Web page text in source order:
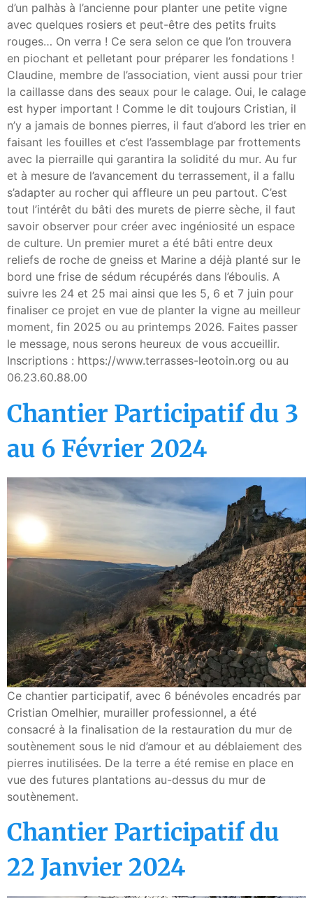
d’un palhàs à l’ancienne pour planter une petite vigne
avec quelques rosiers et peut-être des petits fruits
rouges… On verra ! Ce sera selon ce que l’on trouvera
en piochant et pelletant pour préparer les fondations !
Claudine, membre de l’association, vient aussi pour trier
la caillasse dans des seaux pour le calage. Oui, le calage
est hyper important ! Comme le dit toujours Cristian, il
n’y a jamais de bonnes pierres, il faut d’abord les trier en
faisant les fouilles et c’est l’assemblage par frottements
avec la pierraille qui garantira la solidité du mur. Au fur
et à mesure de l’avancement du terrassement, il a fallu
s’adapter au rocher qui affleure un peu partout. C’est
tout l’intérêt du bâti des murets de pierre sèche, il faut
savoir observer pour créer avec ingéniosité un espace
de culture. Un premier muret a été bâti entre deux
reliefs de roche de gneiss et Marine a déjà planté sur le
bord une frise de sédum récupérés dans l’éboulis. A
suivre les 24 et 25 mai ainsi que les 5, 6 et 7 juin pour
finaliser ce projet en vue de planter la vigne au meilleur
moment, fin 2025 ou au printemps 2026. Faites passer
le message, nous serons heureux de vous accueillir.
Inscriptions : https://www.terrasses-leotoin.org ou au
06.23.60.88.00
Chantier Participatif du 3
au 6 Février 2024
Ce chantier participatif, avec 6 bénévoles encadrés par
Cristian Omelhier, murailler professionnel, a été
consacré à la finalisation de la restauration du mur de
soutènement sous le nid d’amour et au déblaiement des
pierres inutilisées. De la terre a été remise en place en
vue des futures plantations au-dessus du mur de
soutènement.
Chantier Participatif du
22 Janvier 2024